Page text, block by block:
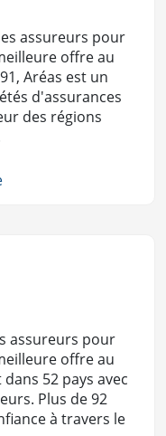
assureurs pour
offre au
Aréas est un
d'assurances
des régions
assureurs pour
offre au
52 pays avec
Plus de 92
à travers le